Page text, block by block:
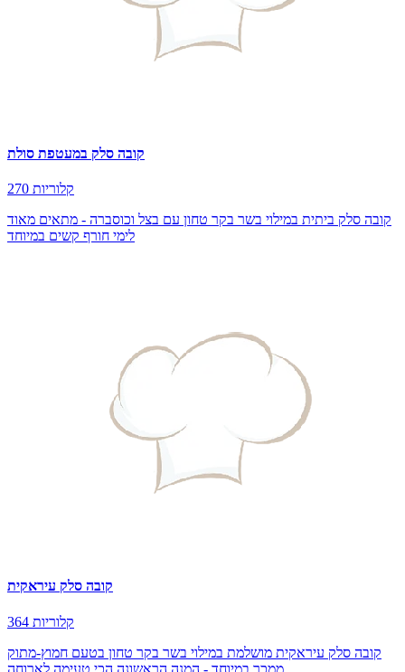
קובה סלק במעטפת סולת
270 קלוריות
קובה סלק ביתית במילוי בשר בקר טחון עם בצל וכוסברה - מתאים מאוד
לימי חורף קשים במיוחד
קובה סלק עיראקית
364 קלוריות
קובה סלק עיראקית מושלמת במילוי בשר בקר טחון בטעם חמוץ-מתוק
ממכר במיוחד - המנה הראשונה הכי טעימה לארוחה